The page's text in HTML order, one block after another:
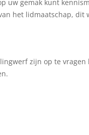
uw gemak kunt
het lidmaatschap, dit
zijn op te